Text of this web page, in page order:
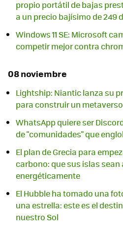
propio portátil de bajas
a un precio bajísimo de 249
Windows 11 SE: Microsoft
competir mejor contra
08 noviembre
Lightship: Niantic lanza su
para construir un
WhatsApp quiere ser
de "comunidades" que
El plan de Grecia para
carbono: que sus islas
energéticamente
El Hubble ha tomado una
una estrella: este es el
nuestro Sol